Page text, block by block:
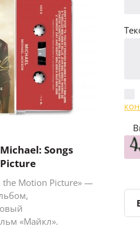
Songs
the Motion Picture» —
«Майкл».